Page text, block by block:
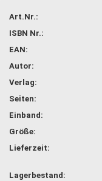
Art.Nr.:
ISBN Nr.:
EAN:
Autor:
Verlag:
Seiten:
Einband:
Größe:
Lieferzeit:
Lagerbestand: